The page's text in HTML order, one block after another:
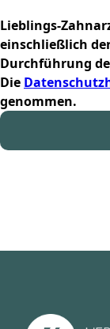
Lieblings-
einschließlich
Durchführung
Die
genommen.